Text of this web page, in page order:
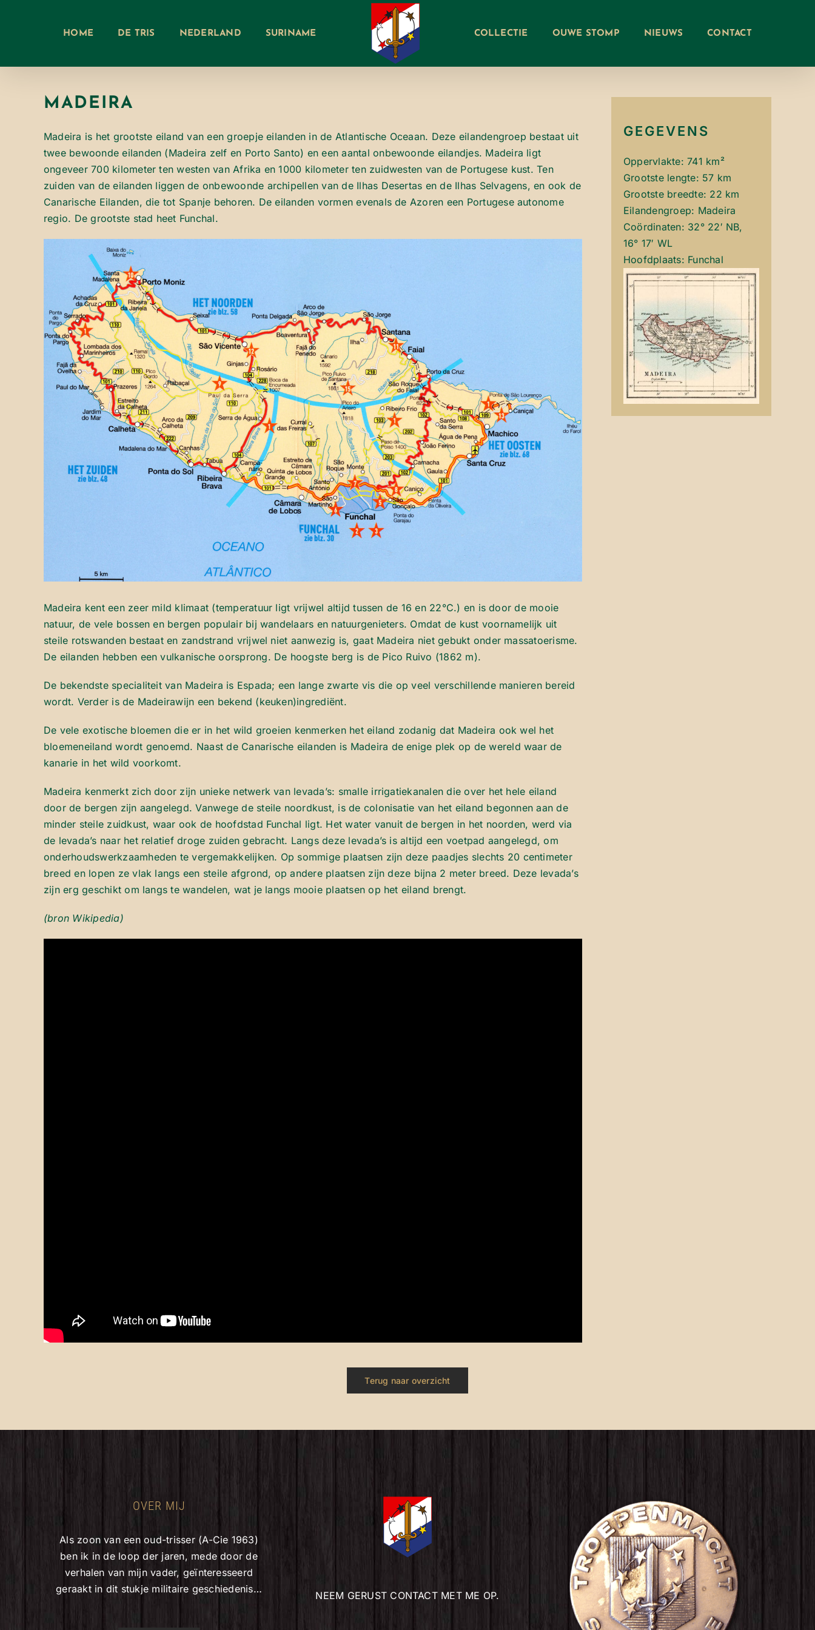
HOME DE TRIS NEDERLAND SURINAME COLLECTIE OUWE STOMP NIEUWS CONTACT
MADEIRA
Madeira is het grootste eiland van een groepje eilanden in de Atlantische Oceaan. Deze eilandengroep bestaat uit
twee bewoonde eilanden (Madeira zelf en Porto Santo) en een aantal onbewoonde eilandjes. Madeira ligt
ongeveer 700 kilometer ten westen van Afrika en 1000 kilometer ten zuidwesten van de Portugese kust. Ten
zuiden van de eilanden liggen de onbewoonde archipellen van de Ilhas Desertas en de Ilhas Selvagens, en ook de
Canarische Eilanden, die tot Spanje behoren. De eilanden vormen evenals de Azoren een Portugese autonome
regio. De grootste stad heet Funchal.
Madeira kent een zeer mild klimaat (temperatuur ligt vrijwel altijd tussen de 16 en 22°C.) en is door de mooie
natuur, de vele bossen en bergen populair bij wandelaars en natuurgenieters. Omdat de kust voornamelijk uit
steile rotswanden bestaat en zandstrand vrijwel niet aanwezig is, gaat Madeira niet gebukt onder massatoerisme.
De eilanden hebben een vulkanische oorsprong. De hoogste berg is de Pico Ruivo (1862 m).
De bekendste specialiteit van Madeira is Espada; een lange zwarte vis die op veel verschillende manieren bereid
wordt. Verder is de Madeirawijn een bekend (keuken)ingrediënt.
De vele exotische bloemen die er in het wild groeien kenmerken het eiland zodanig dat Madeira ook wel het
bloemeneiland wordt genoemd. Naast de Canarische eilanden is Madeira de enige plek op de wereld waar de
kanarie in het wild voorkomt.
Madeira kenmerkt zich door zijn unieke netwerk van levada’s: smalle irrigatiekanalen die over het hele eiland
door de bergen zijn aangelegd. Vanwege de steile noordkust, is de colonisatie van het eiland begonnen aan de
minder steile zuidkust, waar ook de hoofdstad Funchal ligt. Het water vanuit de bergen in het noorden, werd via
de levada’s naar het relatief droge zuiden gebracht. Langs deze levada’s is altijd een voetpad aangelegd, om
onderhoudswerkzaamheden te vergemakkelijken. Op sommige plaatsen zijn deze paadjes slechts 20 centimeter
breed en lopen ze vlak langs een steile afgrond, op andere plaatsen zijn deze bijna 2 meter breed. Deze levada’s
zijn erg geschikt om langs te wandelen, wat je langs mooie plaatsen op het eiland brengt.
(bron Wikipedia)
GEGEVENS
Oppervlakte:741 km²
Grootste lengte: 57 km
Grootste breedte: 22 km
Eilandengroep: Madeira
Coördinaten: 32° 22′ NB,
16° 17′ WL
Hoofdplaats: Funchal
Terug naar overzicht
OVER MIJ
Als zoon van een oud-trisser (A-Cie 1963)
ben ik in de loop der jaren, mede door de
verhalen van mijn vader, geïnteresseerd
geraakt in dit stukje militaire geschiedenis…
NEEM GERUST CONTACT MET ME OP.